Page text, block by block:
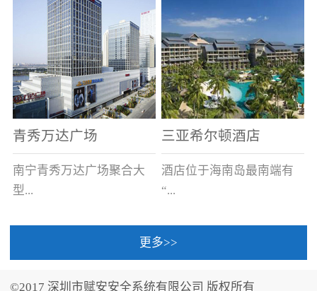
青秀万达广场
南宁青秀万达广场聚合大
型...
三亚希尔顿酒店
酒店位于海南岛最南端有
“...
中国的海岛天堂”之美称的
更多>>
©2017 深圳市赋安安全系统有限公司 版权所有